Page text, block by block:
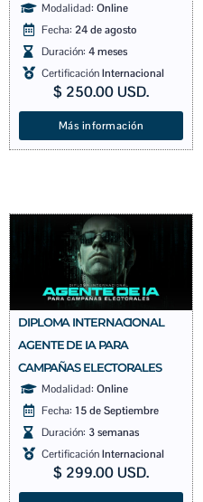
Modalidad: Online
Fecha: 24 de agosto
Duración: 4 meses
CertificaciónInternacional
$ 250.00 USD.
Más información
DIPLOMA INTERNACIONAL
AGENTE DE IA PARA
CAMPAÑAS ELECTORALES
Modalidad: Online
Fecha: 15 de Septiembre
Duración: 3 semanas
CertificaciónInternacional
$ 299.00 USD.